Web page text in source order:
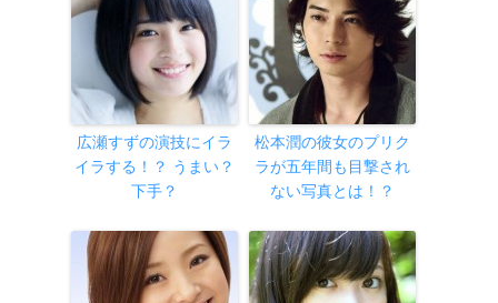
広瀬すずの演技にイラ
イラする！？ うまい？
下手？
松本潤の彼女のプリク
ラが五年間も目撃され
ない写真とは！？